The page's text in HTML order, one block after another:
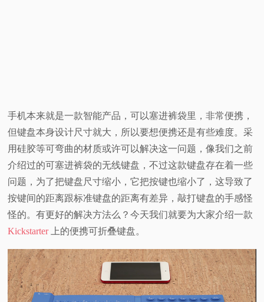
专
题
手机本来就是一款智能产品，可以塞进裤袋里，非常便携，
但键盘本身设计尺寸就大，所以要想便携还是有些难度。采
用硅胶等可弯曲的材质或许可以解决这一问题，像我们之前
介绍过的可塞进裤袋的无线键盘，不过这款键盘存在着一些
问题，为了把键盘尺寸缩小，它把按键也缩小了，这导致了
按键间的距离跟标准键盘的距离有差异，敲打键盘的手感怪
怪的。有更好的解决方法么？今天我们就要为大家介绍一款
Kickstarter上的便携可折叠键盘。